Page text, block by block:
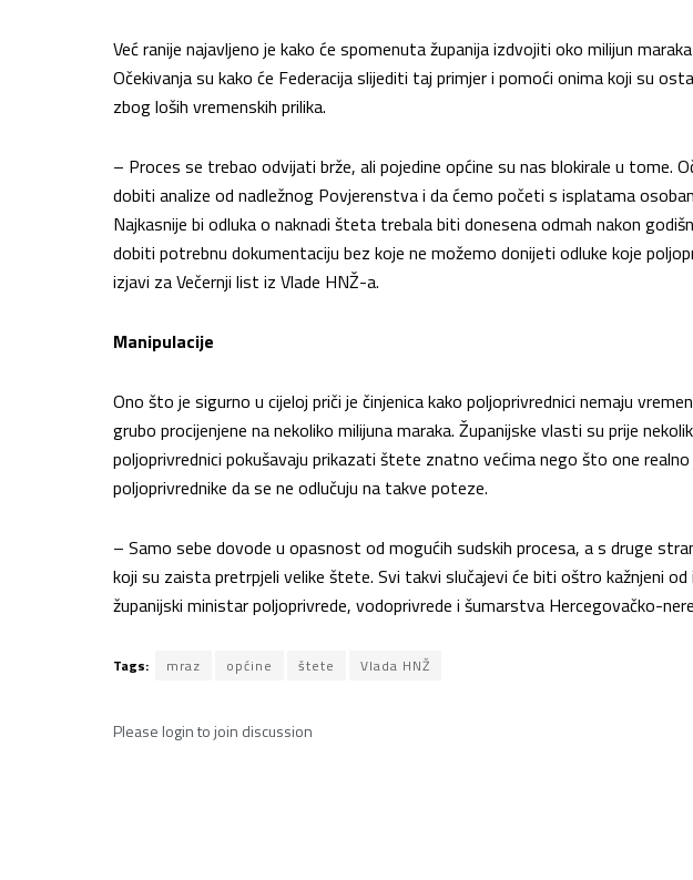
Već ranije najavljeno je kako će spomenuta županija izdvojiti oko milijun
Očekivanja su kako će Federacija slijediti taj primjer i pomoći onima koji su
zbog loših vremenskih prilika.
– Proces se trebao odvijati brže, ali pojedine općine su nas blokirale u tome.
dobiti analize od nadležnog Povjerenstva i da ćemo početi s isplatama
Najkasnije bi odluka o naknadi šteta trebala biti donesena odmah nakon
dobiti potrebnu dokumentaciju bez koje ne možemo donijeti odluke koje
izjavi za Večernji list iz Vlade HNŽ-a.
Manipulacije
Ono što je sigurno u cijeloj priči je činjenica kako poljoprivrednici nemaju
grubo procijenjene na nekoliko milijuna maraka. Županijske vlasti su prije
poljoprivrednici pokušavaju prikazati štete znatno većima nego što one
poljoprivrednike da se ne odlučuju na takve poteze.
– Samo sebe dovode u opasnost od mogućih sudskih procesa, a s druge
koji su zaista pretrpjeli velike štete. Svi takvi slučajevi će biti oštro kažnjeni
županijski ministar poljoprivrede, vodoprivrede i šumarstva Hercegovačko-
Tags: mraz općine štete Vlada HNŽ
Please loginto join discussion